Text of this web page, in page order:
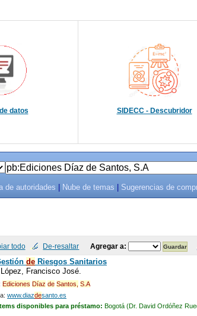
datos SIDECC - Descubridor
de autoridades Nube de temas Sugerencias de
todo De-resaltar Agregar a:
deRiesgos Sanitarios
Francisco José.
Ediciones Díaz de Santos, S.A
www.diazdesanto.es
Ítems disponibles para préstamo: Bogotá (Dr. David Ordóñez